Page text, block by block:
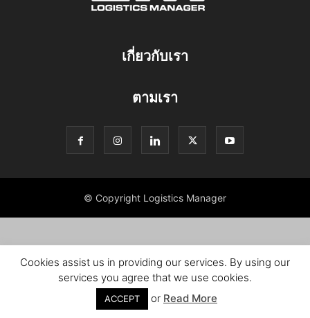
เกี่ยวกับเรา
ตามเรา
© Copyright Logistics Manager
Cookies assist us in providing our services. By using our
services you agree that we use cookies.
ACCEPT or Read More